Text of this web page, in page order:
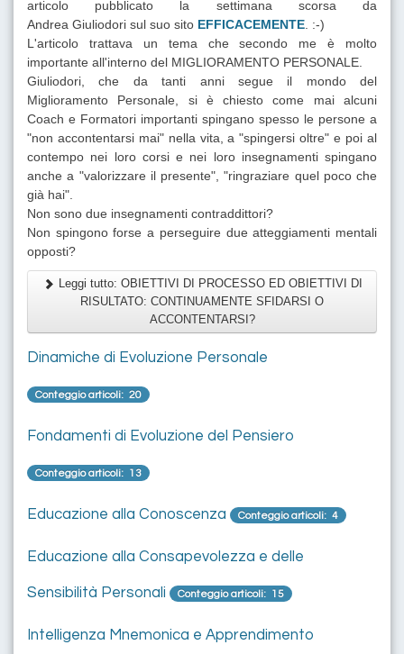
articolo pubblicato la settimana scorsa da
Andrea Giuliodori sul suo sito EFFICACEMENTE . :-)
L'articolo trattava un tema che secondo me è molto
importante all'interno del MIGLIORAMENTO PERSONALE.
Giuliodori, che da tanti anni segue il mondo del
Miglioramento Personale, si è chiesto come mai alcuni
Coach e Formatori importanti spingano spesso le persone a
"non accontentarsi mai" nella vita, a "spingersi oltre" e poi al
contempo nei loro corsi e nei loro insegnamenti spingano
anche a "valorizzare il presente", "ringraziare quel poco che
già hai".
Non sono due insegnamenti contraddittori?
Non spingono forse a perseguire due atteggiamenti mentali
opposti?
Leggi tutto: OBIETTIVI DI PROCESSO ED OBIETTIVI DI
RISULTATO: CONTINUAMENTE SFIDARSI O
ACCONTENTARSI?
Dinamiche di Evoluzione Personale
Conteggio articoli: 20
Fondamenti di Evoluzione del Pensiero
Conteggio articoli: 13
Educazione alla Conoscenza Conteggio articoli: 4
Educazione alla Consapevolezza e delle
Sensibilità Personali Conteggio articoli: 15
Intelligenza Mnemonica e Apprendimento